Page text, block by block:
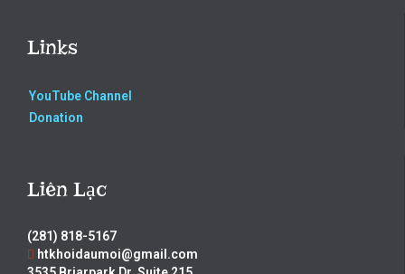
Links
YouTube Channel
Donation
Liên Lạc
(281) 818-5167
htkhoidaumoi@gmail.com